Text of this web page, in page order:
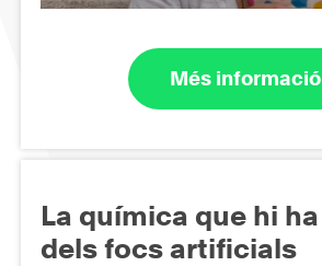
Més informació
La química que hi
dels focs artificials